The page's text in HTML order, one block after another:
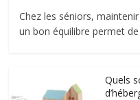
Chez les séniors,
un bon équilibre permet
Quels